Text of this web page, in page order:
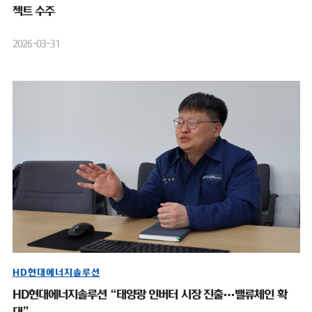
젝트 수주
2026-03-31
HD현대에너지솔루션
HD현대에너지솔루션 “태양광 인버터 시장 진출…밸류체인 확